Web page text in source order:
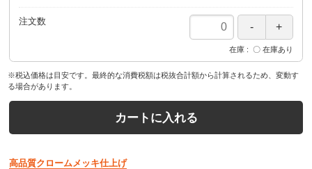
注文数
在庫 〇 在庫あり
※税込価格は目安です。最終的な消費税額は税抜合計額から計算されるため、変動す
る場合があります。
カートに入れる
高品質クロームメッキ仕上げ